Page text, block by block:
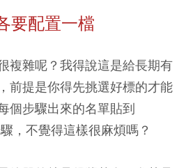
要配置一檔
複雜呢？我得說這是給長期有
前提是你得先挑選好標的才能
個步驟出來的名單貼到
，不覺得這樣很麻煩嗎？